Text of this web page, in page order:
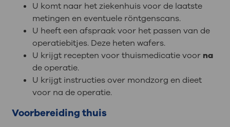
U komt naar het ziekenhuis voor de laatste
metingen en eventuele röntgenscans.
U heeft een afspraak voor het passen van de
operatiebitjes. Deze heten wafers.
U krijgt recepten voor thuismedicatie voor na
de operatie.
U krijgt instructies over mondzorg en dieet
voor na de operatie.
Voorbereiding thuis